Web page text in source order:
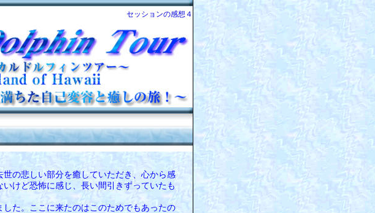
セッションの感想４
の悲しい部分を癒していただき、心から感
けど恐怖に感じ、長い間引きずっていたも
た。ここに来たのはこのためでもあったの